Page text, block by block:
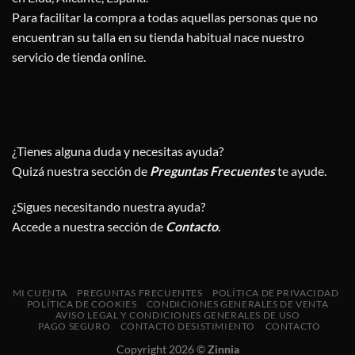
Para facilitar la compra a todas aquellas personas que no
encuentran su talla en su tienda habitual nace nuestro
servicio de tienda online.
¿Tienes alguna duda y necesitas ayuda?
Quizá nuestra sección de Preguntas Frecuenteste ayude.
¿Sigues necesitando nuestra ayuda?
Accede a nuestra sección de Contacto.
MI CUENTA PREGUNTAS FRECUENTES
POLÍTICA DE PRIVACIDAD
POLÍTICA DE COOKIES
CONDICIONES GENERALES DE VENTA
AVISO LEGAL Y CONDICIONES GENERALES DE USO
PAGO SEGURO
CONTACTO DESISTIMIENTO CONTACTO
Copyright 2026 ©Zinnia